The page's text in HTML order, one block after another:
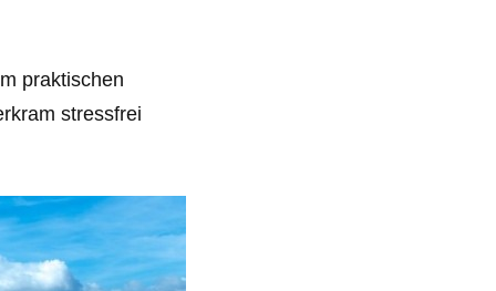
praktischen
stressfrei